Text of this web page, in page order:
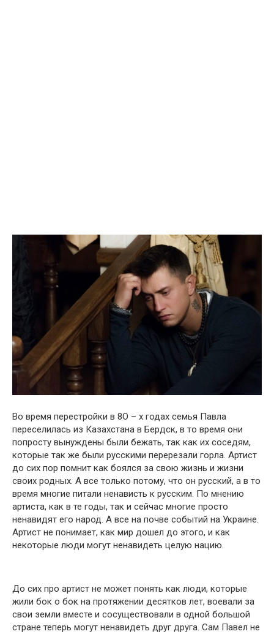
Во время перестройки в 8О – х годах семья Павла
переселилась из Казахстана в Бердск, в то время они
попросту вынуждены были бежать, так как их соседям,
которые так же были русскими перерезали горла. Артист
до сих пор помнит как боялся за свою жизнь и жизни
своих родных. А все только потому, что он русский, а в то
время многие питали ненависть к русским. По мнению
артиста, как в те годы, так и сейчас многие просто
ненавидят его народ. А все на почве событий на Украине.
Артист не понимает, как мир дошел до этого, и как
некоторые люди могут ненавидеть целую нацию.
До сих про артист не может понять как люди, которые
жили бок о бок на протяжении десятков лет, воевали за
свои земли вместе и сосуществовали в одной большой
стране теперь могут ненавидеть друг друга. Сам Павел не